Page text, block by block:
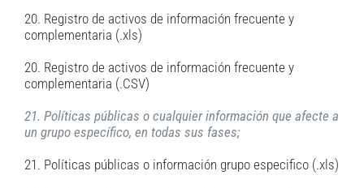
20. Registro de activos de información frecuente y
complementaria (.xls)
20. Registro de activos de información frecuente y
complementaria (.CSV)
21. Políticas públicas o cualquier información que afecte a
un grupo específico, en todas sus fases;
21. Políticas públicas o información grupo especifico (.xls)